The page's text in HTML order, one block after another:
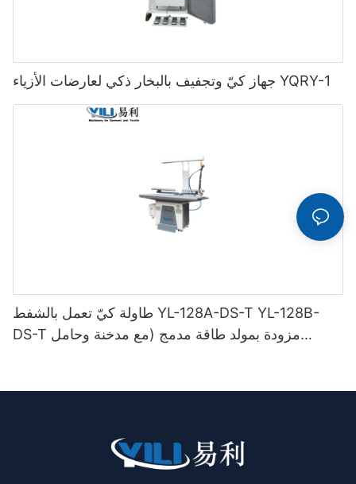
جهاز كيّ وتجفيف بالبخار ذكي لعارضات الأزياء YQRY-1
طاولة كيّ تعمل بالشفط YL-128A-DS-T YL-128B-
DS-T مزودة بمولد طاقة مدمج (مع مدخنة وحامل